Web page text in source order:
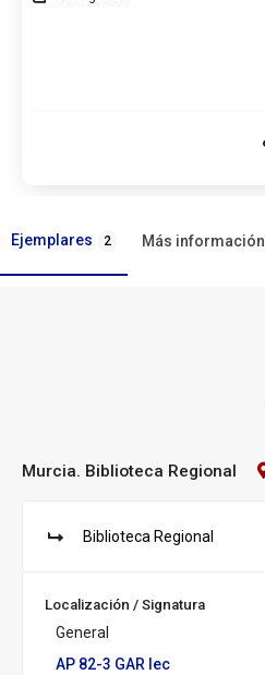
Ejemplares 2 Más información
Biblioteca:
Murcia. Biblioteca Regional
u
Biblioteca Regional
Localización / Signatura
General
AP 82-3 GAR lec